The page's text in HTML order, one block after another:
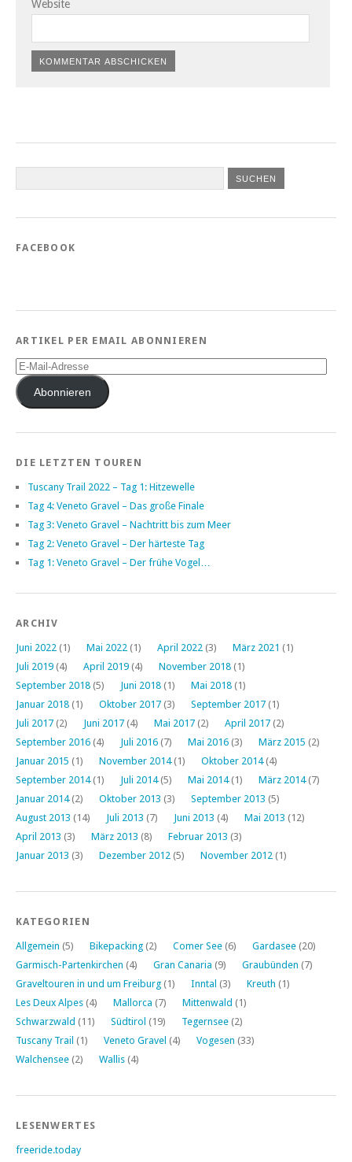
Website
FACEBOOK
ARTIKEL PER EMAIL ABONNIEREN
E-
Mail-
AdresseAbonnieren
DIE LETZTEN TOUREN
Tuscany Trail 2022 – Tag 1: Hitzewelle
Tag 4: Veneto Gravel – Das große Finale
Tag 3: Veneto Gravel – Nachtritt bis zum Meer
Tag 2: Veneto Gravel – Der härteste Tag
Tag 1: Veneto Gravel – Der frühe Vogel…
ARCHIV
Juni 2022 (1) Mai 2022 (1) April 2022 (3) März 2021 (1)
Juli 2019 (4) April 2019 (4) November 2018 (1)
September 2018 (5) Juni 2018 (1) Mai 2018 (1)
Januar 2018 (1) Oktober 2017 (3) September 2017 (1)
Juli 2017 (2) Juni 2017 (4) Mai 2017 (2) April 2017 (2)
September 2016 (4) Juli 2016 (7) Mai 2016 (3) März 2015 (2)
Januar 2015 (1) November 2014(1) Oktober 2014(4)
September 2014(1) Juli 2014(5) Mai 2014(1) März 2014(7)
Januar 2014(2) Oktober 2013 (3) September 2013 (5)
August 2013 (14) Juli 2013 (7) Juni 2013 (4) Mai 2013 (12)
April 2013 (3) März 2013 (8) Februar 2013 (3)
Januar 2013 (3) Dezember 2012 (5) November 2012 (1)
KATEGORIEN
Allgemein (5) Bikepacking (2) Comer See (6) Gardasee (20)
Garmisch-Partenkirchen (4) Gran Canaria (9) Graubünden (7)
Graveltouren in und um Freiburg (1) Inntal (3) Kreuth (1)
Les Deux Alpes (4) Mallorca (7) Mittenwald (1)
Schwarzwald (11) Südtirol (19) Tegernsee (2)
Tuscany Trail (1) Veneto Gravel (4) Vogesen (33)
Walchensee (2) Wallis (4)
LESENWERTES
freeride.today